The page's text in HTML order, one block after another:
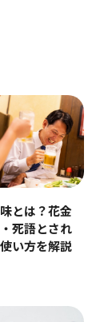
とは？花金
死語とされ
い方を解説